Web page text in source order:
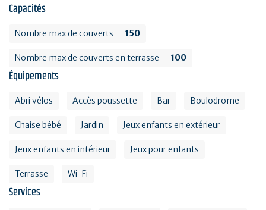
Capacités
Nombre max de couverts 150
Nombre max de couverts en terrasse 100
Équipements
Abri vélos Accès poussette Bar Boulodrome
Chaise bébé Jardin Jeux enfants en extérieur
Jeux enfants en intérieur Jeux pour enfants
Terrasse Wi-Fi
Services